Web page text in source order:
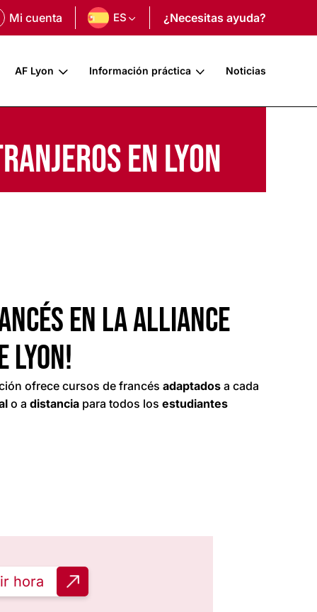
Mi cuenta ES ¿Necesitas ayuda?
AF Lyon Información práctica Noticias
en Lyon
en la Alliance
Lyon!
ofrece cursos de francés adaptados a cada
o a distancia para todos los estudiantes
hora